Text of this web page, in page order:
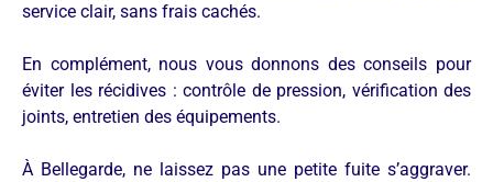
service clair, sans frais cachés.
En complément, nous vous donnons des conseils pour
éviter les récidives : contrôle de pression, vérification des
joints, entretien des équipements.
À Bellegarde, ne laissez pas une petite fuite s’aggraver.